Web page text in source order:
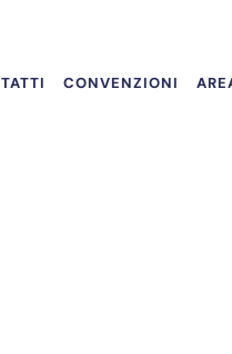
CONVENZIONI